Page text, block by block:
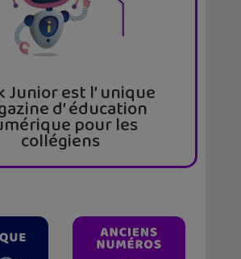
Junior est l’ unique
d’ éducation
pour les
collégiens